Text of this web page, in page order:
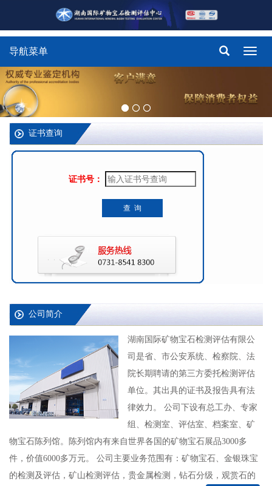
导航菜单
证书查询
证书号：
查 询
公司简介
湖南国际矿物宝石检测评估有限公
司是省、市公安系统、检察院、法
院长期聘请的第三方委托检测评估
单位。其出具的证书及报告具有法
律效力。 公司下设有总工办、专家
组、检测室、评估室、档案室、矿
物宝石陈列馆。陈列馆内有来自世界各国的矿物宝石展品3000多
件，价值6000多万元。 公司主要业务范围有：矿物宝石、金银珠宝
的检测及评估，矿山检测评估，贵金属检测，钻石分级，观赏石的